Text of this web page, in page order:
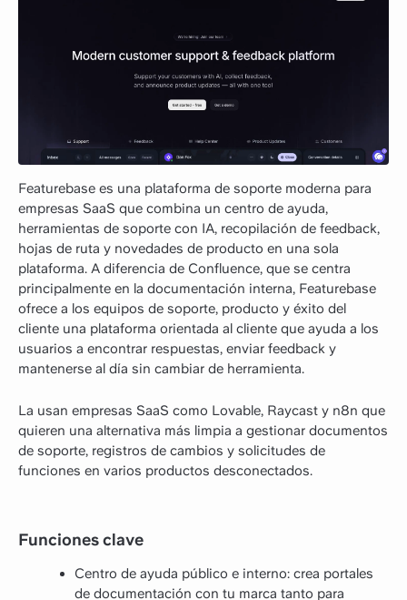
Featurebase es una plataforma de soporte moderna para
empresas SaaS que combina un centro de ayuda,
herramientas de soporte con IA, recopilación de feedback,
hojas de ruta y novedades de producto en una sola
plataforma. A diferencia de Confluence, que se centra
principalmente en la documentación interna, Featurebase
ofrece a los equipos de soporte, producto y éxito del
cliente una plataforma orientada al cliente que ayuda a los
usuarios a encontrar respuestas, enviar feedback y
mantenerse al día sin cambiar de herramienta.
La usan empresas SaaS como Lovable, Raycast y n8n que
quieren una alternativa más limpia a gestionar documentos
de soporte, registros de cambios y solicitudes de
funciones en varios productos desconectados.
Funciones clave
Centro de ayuda público e interno: crea portales
de documentación con tu marca tanto para